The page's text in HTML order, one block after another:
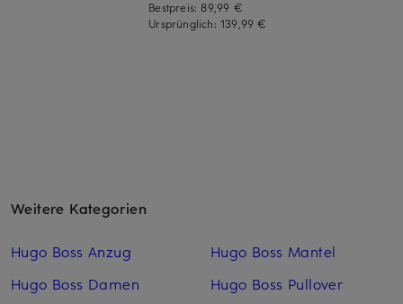
Bestpreis:89,99 €
Ursprünglich: 139,99 €
Weitere Kategorien
Hugo Boss Anzug
Hugo Boss Damen
Hugo Boss Mantel
Hugo Boss Pullover